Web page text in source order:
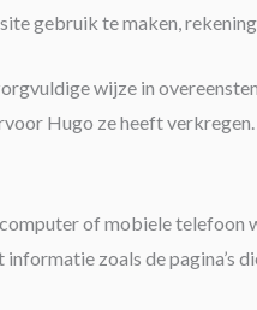
gebruik te maken,
wijze in
Hugo ze heeft verkregen.
of mobiele
zoals de pagina’s